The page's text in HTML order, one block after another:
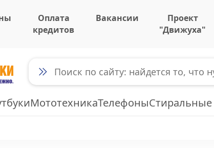
Оплата
кредитов
Вакансии
Проект
"Движуха"
МототехникаТелефоны